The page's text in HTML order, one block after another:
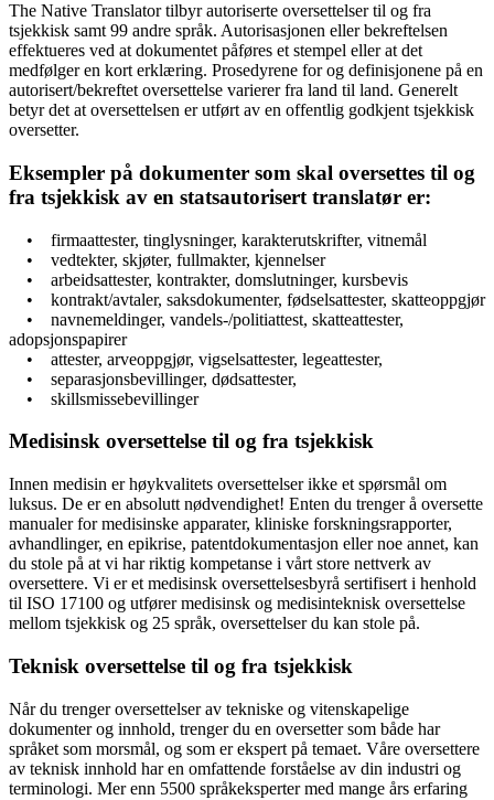
The Native Translator tilbyr autoriserte oversettelser til og fra
tsjekkisk samt 99 andre språk. Autorisasjonen eller bekreftelsen
effektueres ved at dokumentet påføres et stempel eller at det
medfølger en kort erklæring. Prosedyrene for og definisjonene på en
autorisert/bekreftet oversettelse varierer fra land til land. Generelt
betyr det at oversettelsen er utført av en offentlig godkjent tsjekkisk
oversetter.
Eksempler på dokumenter som skal oversettes til og
fra tsjekkisk av en statsautorisert translatør er:
• firmaattester, tinglysninger, karakterutskrifter, vitnemål
• vedtekter, skjøter, fullmakter, kjennelser
• arbeidsattester, kontrakter, domslutninger, kursbevis
• kontrakt/avtaler, saksdokumenter, fødselsattester, skatteoppgjør
• navnemeldinger, vandels-/politiattest, skatteattester,
adopsjonspapirer
• attester, arveoppgjør, vigselsattester, legeattester,
• separasjonsbevillinger, dødsattester,
• skillsmissebevillinger
Medisinsk oversettelse til og fra tsjekkisk
Innen medisin er høykvalitets oversettelser ikke et spørsmål om
luksus. De er en absolutt nødvendighet! Enten du trenger å oversette
manualer for medisinske apparater, kliniske forskningsrapporter,
avhandlinger, en epikrise, patentdokumentasjon eller noe annet, kan
du stole på at vi har riktig kompetanse i vårt store nettverk av
oversettere. Vi er et medisinsk oversettelsesbyrå sertifisert i henhold
til ISO 17100 og utfører medisinsk og medisinteknisk oversettelse
mellom tsjekkisk og 25 språk, oversettelser du kan stole på.
Teknisk oversettelse til og fra tsjekkisk
Når du trenger oversettelser av tekniske og vitenskapelige
dokumenter og innhold, trenger du en oversetter som både har
språket som morsmål, og som er ekspert på temaet. Våre oversettere
av teknisk innhold har en omfattende forståelse av din industri og
terminologi. Mer enn 5500 språkeksperter med mange års erfaring